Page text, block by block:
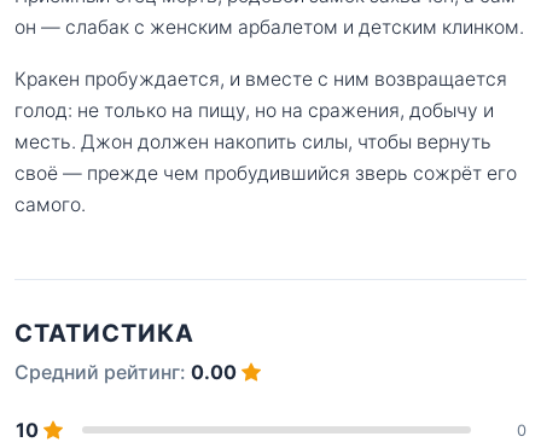
он — слабак с женским арбалетом и детским клинком.
Кракен пробуждается, и вместе с ним возвращается
голод: не только на пищу, но на сражения, добычу и
месть. Джон должен накопить силы, чтобы вернуть
своё — прежде чем пробудившийся зверь сожрёт его
самого.
СТАТИСТИКА
Средний рейтинг: 0.00
10 0